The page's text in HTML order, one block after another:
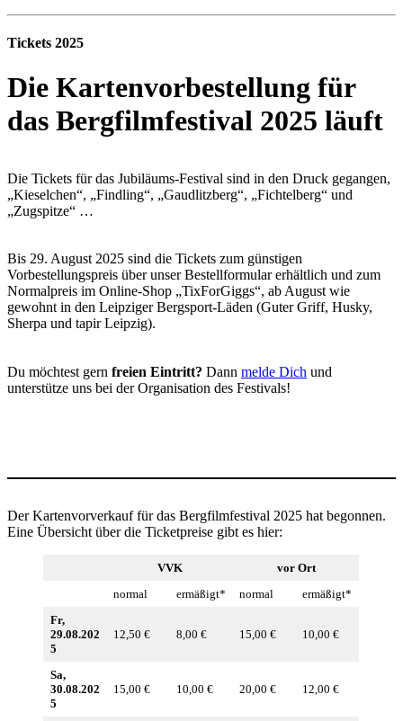
Tickets 2025
Die Kartenvorbestellung für
das Bergfilmfestival 2025 läuft
Die Tickets für das Jubiläums-Festival sind in den Druck gegangen,
„Kieselchen“, „Findling“, „Gaudlitzberg“, „Fichtelberg“ und
„Zugspitze“ …
Bis 29. August 2025 sind die Tickets zum günstigen
Vorbestellungspreis über unser Bestellformular erhältlich und zum
Normalpreis im Online-Shop „TixForGiggs“, ab August wie
gewohnt in den Leipziger Bergsport-Läden (Guter Griff, Husky,
Sherpa und tapir Leipzig).
Du möchtest gern freien Eintritt? Dann melde Dich und
unterstütze uns bei der Organisation des Festivals!
Der Kartenvorverkauf für das Bergfilmfestival 2025 hat begonnen.
Eine Übersicht über die Ticketpreise gibt es hier:
VVK
vor Ort
normal
ermäßigt* normal
ermäßigt*
Fr,
29.08.202
5
12,50 € 8,00 € 15,00 € 10,00 €
Sa,
30.08.202
5
15,00 € 10,00 € 20,00 € 12,00 €